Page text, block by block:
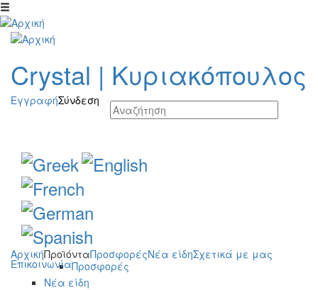
Παράκαμψη προς το κυρίως περιεχόμενο
Crystal | Κυριακόπουλος
ΕγγραφήΣύνδεση
ΑρχικήΠροϊόνταΠροσφορέςΝέα είδηΣχετικά με μας
ΕπικοινωνίαΠροσφορές
Νέα είδη